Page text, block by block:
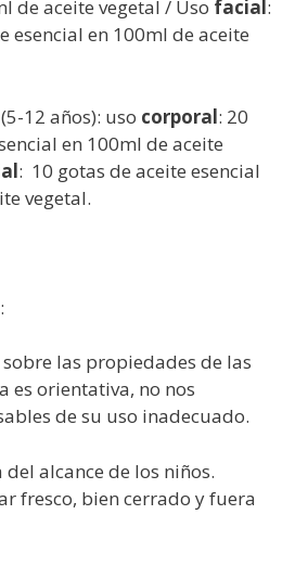
de aceite vegetal / Uso facial:
esencial en 100ml de aceite
(5-12 años): uso corporal: 20
en 100ml de aceite
: 10 gotas de aceite esencial
vegetal.
:
las propiedades de las
es orientativa, no nos
de su uso inadecuado.
alcance de los niños.
fresco, bien cerrado y fuera